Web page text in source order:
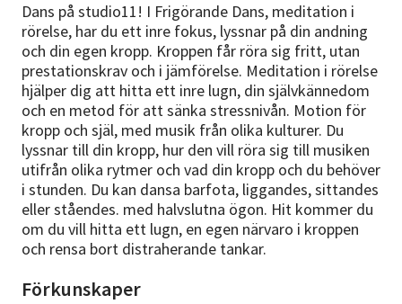
Dans på studio11! I Frigörande Dans, meditation i
rörelse, har du ett inre fokus, lyssnar på din andning
och din egen kropp. Kroppen får röra sig fritt, utan
prestationskrav och i jämförelse. Meditation i rörelse
hjälper dig att hitta ett inre lugn, din självkännedom
och en metod för att sänka stressnivån. Motion för
kropp och själ, med musik från olika kulturer. Du
lyssnar till din kropp, hur den vill röra sig till musiken
utifrån olika rytmer och vad din kropp och du behöver
i stunden. Du kan dansa barfota, liggandes, sittandes
eller ståendes. med halvslutna ögon. Hit kommer du
om du vill hitta ett lugn, en egen närvaro i kroppen
och rensa bort distraherande tankar.
Förkunskaper